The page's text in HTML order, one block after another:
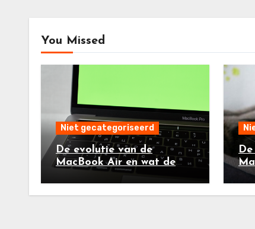
You Missed
Niet gecategoriseerd
De evolutie van de
MacBook Air en wat de
MacBook Air M4 brengt